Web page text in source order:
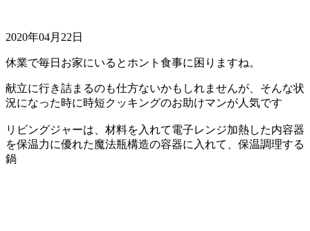
2020年04月22日
休業で毎日お家にいるとホント食事に困りますね。
献立に行き詰まるのも仕方ないかもしれませんが、そんな状
況になった時に時短クッキングのお助けマンが人気です
リビングジャーは、材料を入れて電子レンジ加熱した内容器
を保温力に優れた魔法瓶構造の容器に入れて、保温調理する
鍋